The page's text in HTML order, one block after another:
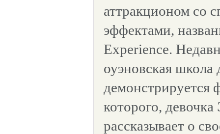
аттракционом со
эффектами,
Experience.
оуэновская школа
демонстрируется
которого,
рассказывает о